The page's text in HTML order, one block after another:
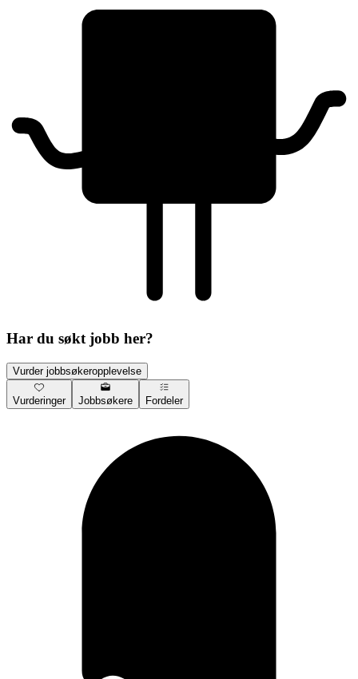
Har du søkt jobb her?
Vurder jobbsøkeropplevelse
Vurderinger Jobbsøkere Fordeler